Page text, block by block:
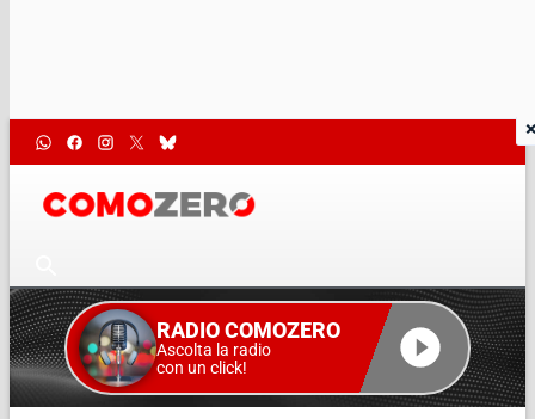
RADIO COMOZERO
Ascolta la radio
con un click!